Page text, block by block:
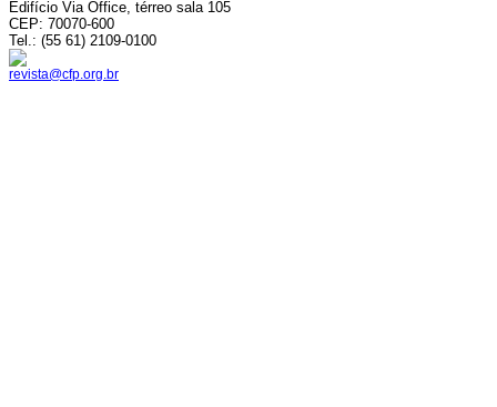
Edifício Via Office, térreo sala 105
CEP: 70070-600
Tel.: (55 61) 2109-0100
revista@cfp.org.br